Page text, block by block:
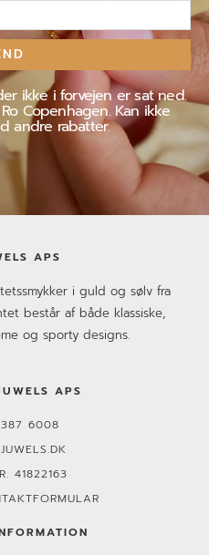
ikke i forvejen er sat ned.
Copenhagen. Kan ikke
andre rabatter.
APS
i guld og sølv fra
består af både klassiske,
og sporty designs.
APS
6008
41822163